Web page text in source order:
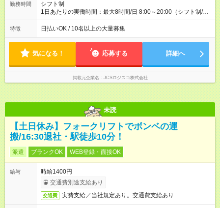
勤務時間
シフト制
1日あたりの実働時間：最大8時間/日 8:00～20:00（シフト制/実
働8時間） ※週5日勤務（場所次第では週4も有り） ※配達状況に
よって時間外での勤務可能性有り ※案件により多少の前後あり
特徴 日払いOK / 10名以上の大量募集
気になる！ 応募する 詳細へ
掲載元企業名 JCSロジスコ株式会社
未読
【土日休み】フォークリフトでボンベの運
搬/16:30退社・駅徒歩10分！
派遣 ブランクOK WEB登録・面接OK
給与
時給1400円
交通費別途支給あり
交通費 実費支給／当社規定あり。交通費支給あり